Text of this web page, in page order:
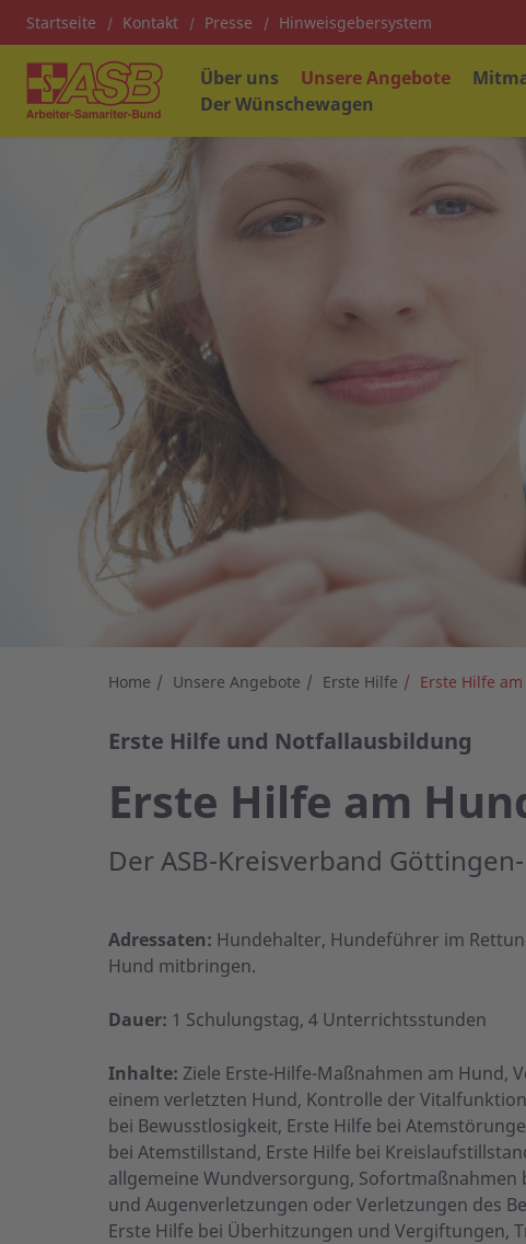
Startseite Kontakt Presse Hinweisgebersystem
Über uns Unsere Angebote
Der Wünschewagen
Home Unsere Angebote Erste Hilfe Erste Hilfe
Erste Hilfe und Notfallausbildung
Erste Hilfe am
Der ASB-Kreisverband
Adressaten: Hundehalter, Hundeführer im
Hund mitbringen.
Dauer: 1 Schulungstag, 4 Unterrichtsstunden
Inhalte: Ziele Erste-Hilfe-Maßnahmen am Hund,
einem verletzten Hund, Kontrolle der
bei Bewusstlosigkeit, Erste Hilfe bei
bei Atemstillstand, Erste Hilfe bei
allgemeine Wundversorgung, Sofortmaßnahmen
und Augenverletzungen oder Verletzungen des
Erste Hilfe bei Überhitzungen und Vergiftungen,